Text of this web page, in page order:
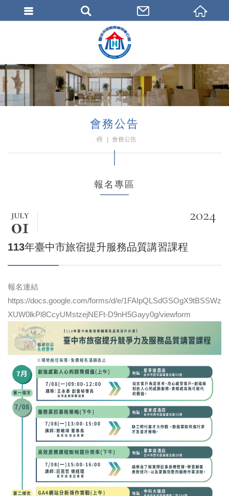
會務公告
會務公告
報名專區
JULY
01
113年臺中市旅宿提升服務品質講習課程
2024
報名連結
https://docs.google.com/forms/d/e/1FAIpQLSdGSOgX9tBSSWz
XUW0lkPl8CcyUMstzejNEFt-D9nH5Gayy0g/viewform